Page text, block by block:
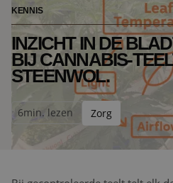
KENNIS
INZICHT IN DE
BIJ CANNABIS-
STEENWOL.
6min. lezen Zorg